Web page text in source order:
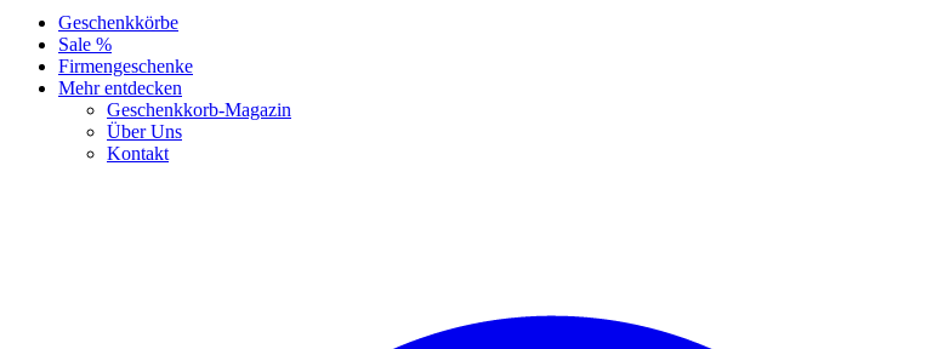
Geschenkkörbe
Sale %
Firmengeschenke
Mehr entdecken
Geschenkkorb-Magazin
Über Uns
Kontakt